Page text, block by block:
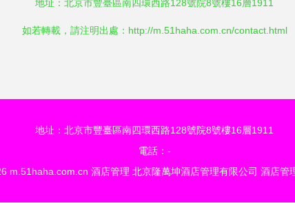
地址：北京市豐臺區南四環西路128號院8號樓16層1911
如若轉載，請注明出處：http://m.51haha.com.cn/contact.html
地址：北京市豐臺區南四環西路128號院8號樓16層1911
電話：-
m.51haha.com.cn 酒店管理 北京隆萬坤酒店管理有限公司 酒店管